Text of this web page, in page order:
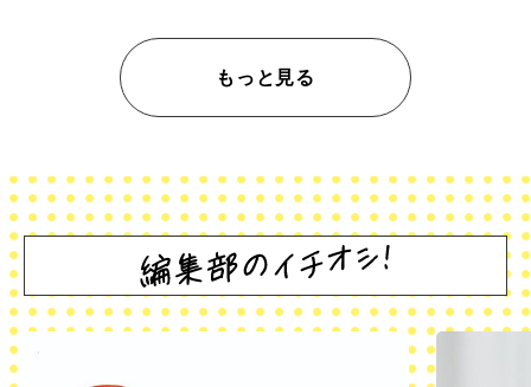
もっと見る